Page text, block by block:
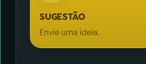
SUGESTÃO
Envie uma ideia.